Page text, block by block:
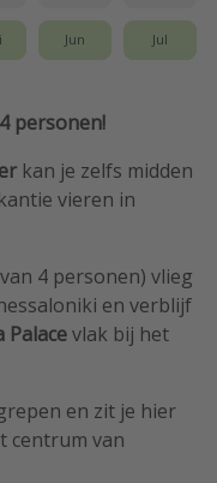
Jun Jul
personen!
kan je zelfs midden
vieren in
4 personen) vlieg
en verblijf
Palacevlak bij het
en zit je hier
centrum van